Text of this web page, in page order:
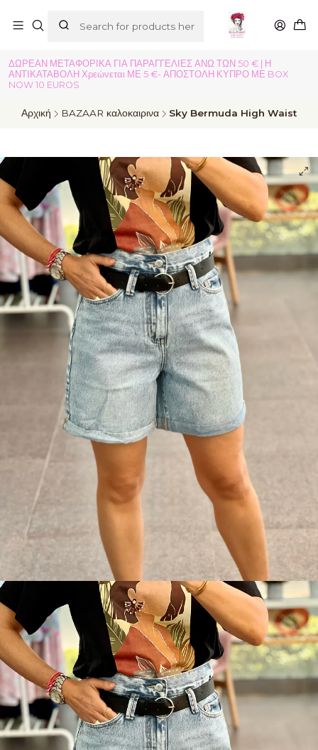
ΔΩΡΕΑΝ ΜΕΤΑΦΟΡΙΚΑ ΓΙΑ ΠΑΡΑΓΓΕΛΙΕΣ ΑΝΩ ΤΩΝ 50 € | Η
ΑΝΤΙΚΑΤΑΒΟΛΗ Χρεώνεται ΜΕ 5 €- ΑΠΟΣΤΟΛΗ ΚΥΠΡΟ ΜΕ BOX
NOW 10 EUROS
Αρχική BAZAAR καλοκαιρινα Sky Bermuda High Waist